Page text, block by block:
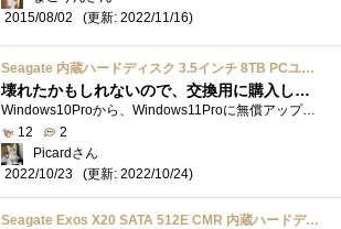
2015/08/02
(更新: 2022/11/16)
Seagate 内蔵ハードディスク 3.5インチ 8TB PCユーザー向け BarraCuda (SATA 6Gb/s/5400rpm/2年保証) 正規代理店品 ST8000DM004
壊れたかもしれないので、交換用に購入しました
Windows10Proから、Windows11Proに無償アップデートして運用を始めたところ、CaputureDriveとして、RAID-0で構成していた8TBHDDX2の片方が、IntelRapidStrageManagerか...
12
2
Picardさん
2022/10/23
(更新: 2022/10/24)
Seagate Exos X20 SATA 512E CMR 内蔵ハードディスク 3.5" 20TB 5年保証 正規代理店品 ST20000NM007D